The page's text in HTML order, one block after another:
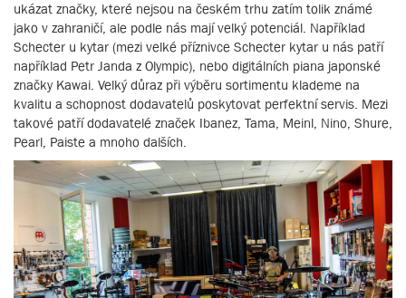
ukázat značky, které nejsou na českém trhu zatím tolik známé
jako v zahraničí, ale podle nás mají velký potenciál. Například
Schecter u kytar (mezi velké příznivce Schecter kytar u nás patří
například Petr Janda z Olympic), nebo digitálních piana japonské
značky Kawai. Velký důraz při výběru sortimentu klademe na
kvalitu a schopnost dodavatelů poskytovat perfektní servis. Mezi
takové patří dodavatelé značek Ibanez, Tama, Meinl, Nino, Shure,
Pearl, Paiste a mnoho dalších.